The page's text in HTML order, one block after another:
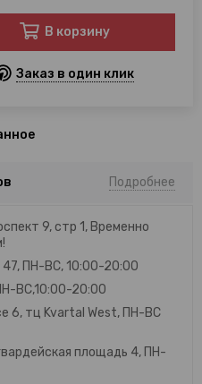
В корзину
Заказ в один клик
Подробнее
9, стр 1, Временно
47, ПН-ВС, 10:00-20:00
ВС,10:00-20:00
6, тц Kvartal West, ПН-ВС
площадь 4, ПН-